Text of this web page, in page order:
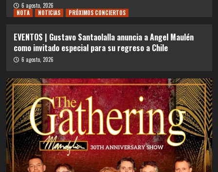
6 agosto, 2026
NOTA
NOTICIAS PRÓXIMOS CONCIERTOS
EVENTOS | Gustavo Santaolalla anuncia a Angel Maulén
como invitado especial para su regreso a Chile
6 agosto, 2026